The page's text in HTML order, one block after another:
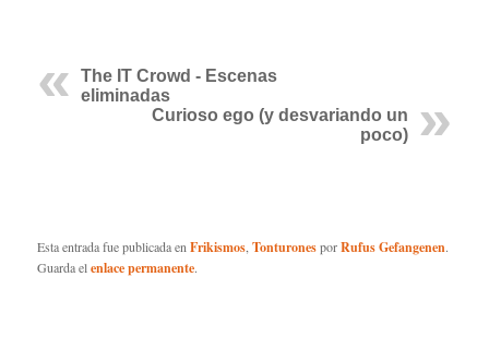
The IT Crowd - Escenas
eliminadas
Curioso ego (y desvariando un
poco)
Esta entrada fue publicada enFrikismos ,TonturonesporRufus Gefangenen.
Guarda elenlace permanente.